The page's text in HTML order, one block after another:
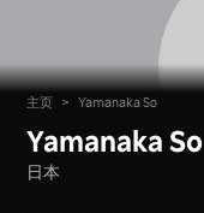
主页 > Yamanaka So
Yamanaka So
日本